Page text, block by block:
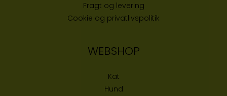
Fragt og levering
Cookie og privatlivspolitik
WEBSHOP
Kat
Hund